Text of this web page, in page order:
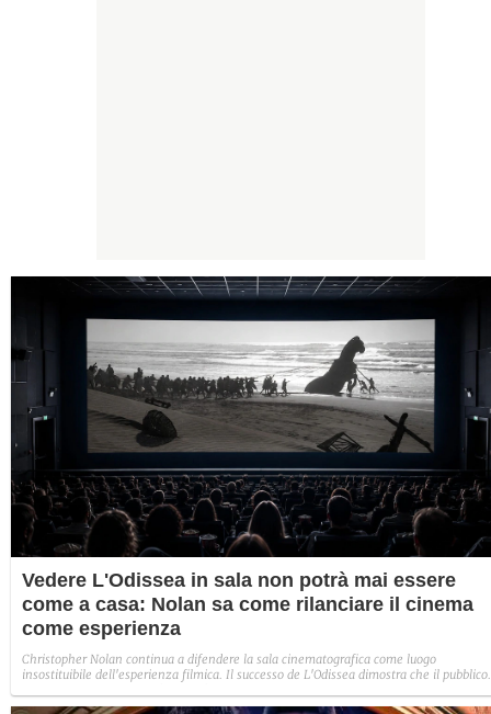
Vedere L'Odissea in sala non potrà mai essere
come a casa: Nolan sa come rilanciare il cinema
come esperienza
Christopher Nolan continua a difendere la sala cinematografica come luogo
insostituibile dell'esperienza filmica. Il successo de L'Odissea dimostra che il pubblico
visione collettiva. Più che un film, Nolan offre un rito condiviso che lo streaming, per